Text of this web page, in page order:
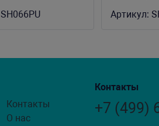
SH066PU
Артикул:
Контакты
О нас
Контакты
+7 (499)